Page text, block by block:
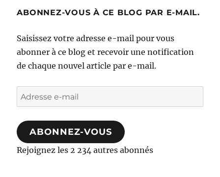
ABONNEZ-VOUS À CE BLOG PAR E-MAIL.
Saisissez votre adresse e-mail pour vous
abonner à ce blog et recevoir une notification
de chaque nouvel article par e-mail.
Adresse
e-
mail
ABONNEZ-VOUS
Rejoignez les 2 234 autres abonnés